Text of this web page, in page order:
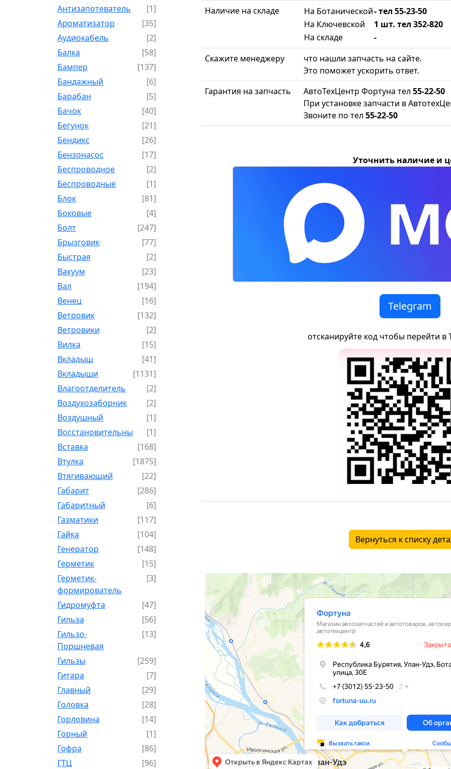
Антизапотеватель
[1]
Ароматизатор
[35]
Аудиокабель
[2]
Балка
[58]
Бампер
[137]
Бандажный
[6]
Барабан
[5]
Бачок
[40]
Бегунок
[21]
Бендикс
[26]
Бензонасос
[17]
Беспроводное
[2]
Беспроводные
[1]
Блок
[81]
Боковые
[4]
Болт
[247]
Брызговик
[77]
Быстрая
[2]
Вакуум
[23]
Вал
[194]
Венец
[16]
Ветровик
[132]
Ветровики
[2]
Вилка
[15]
Вкладыш
[41]
Вкладыши
[1131]
Влагоотделитель
[2]
Воздухозаборник
[2]
Воздушный
[1]
Восстановительный
[1]
Вставка
[168]
Втулка
[1875]
Втягивающий
[22]
Габарит
[286]
Габаритный
[6]
Газматики
[117]
Гайка
[104]
Генератор
[148]
Герметик
[15]
Герметик-
формирователь
[3]
Гидромуфта
[47]
Гильза
[56]
Гильзо-
Поршневая
[13]
Гильзы
[259]
Гитара
[7]
Главный
[29]
Головка
[28]
Горловина
[14]
Горный
[1]
Гофра
[86]
ГТЦ
[96]
Наличие на складе
На Ботанической- тел 55-23-50
На Ключевской
1 шт. тел 352-820
На складе
-
Скажите менеджеру
что нашли запчасть на сайте.
Это поможет ускорить ответ.
Гарантия на запчасть
АвтоТехЦентр Фортуна тел 55-22-50
При установке запчасти в
Звоните по тел 55-22-50
Уточнить наличие и
Telegram
отсканируйте код чтобы перейти в
Вернуться к списку